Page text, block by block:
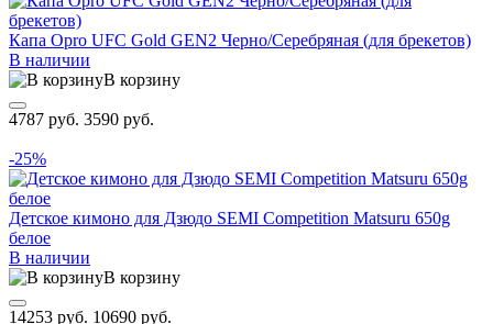
Капа Opro UFC Gold GEN2 Черно/Серебряная (для брекетов)
В наличии
В корзину
4787 руб. 3590 руб.
-25%
Детское кимоно для Дзюдо SEMI Competition Matsuru 650g
белое
В наличии
В корзину
14253 руб. 10690 руб.